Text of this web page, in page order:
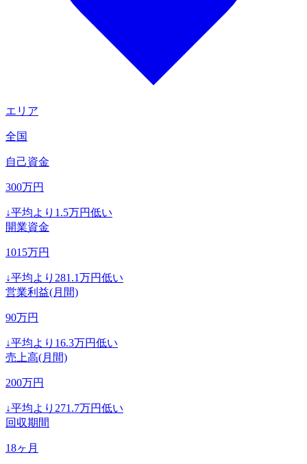
エリア
全国
自己資金
300万円
↓平均より 1.5万円低い
開業資金
1015万円
↓平均より 281.1万円低い
営業利益(月間)
90万円
↓平均より 16.3万円低い
売上高(月間)
200万円
↓平均より 271.7万円低い
回収期間
18ヶ月